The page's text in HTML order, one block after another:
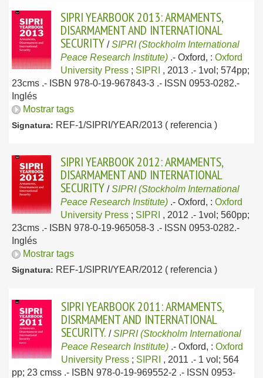
SIPRI YEARBOOK 2013: ARMAMENTS,
DISARMAMENT AND INTERNATIONAL
SECURITY /SIPRI (Stockholm International
Peace Research Institute) .- Oxford, : Oxford
University Press ; SIPRI , 2013 .- 1vol; 574pp;
23cms .- ISBN 978-0-19-967843-3 .- ISSN 0953-0282.-
Inglés
Mostrar tags
Signatura: REF-1/SIPRI/YEAR/2013 ( referencia )
SIPRI YEARBOOK 2012: ARMAMENTS,
DISARMAMENT AND INTERNATIONAL
SECURITY /SIPRI (Stockholm International
Peace Research Institute) .- Oxford, : Oxford
University Press ; SIPRI , 2012 .- 1vol; 560pp;
23cms .- ISBN 978-0-19-965058-3 .- ISSN 0953-0282.-
Inglés
Mostrar tags
Signatura: REF-1/SIPRI/YEAR/2012 ( referencia )
SIPRI YEARBOOK 2011: ARMAMENTS,
DISRMAMENT AND INTERNATIONAL
SECURITY. /SIPRI (Stockholm International
Peace Research Institute) .- Oxford, : Oxford
University Press ; SIPRI , 2011 .- 1 vol; 564
pp; 23 cmss .- ISBN 978-0-19-969552-2 .- ISSN 0953-